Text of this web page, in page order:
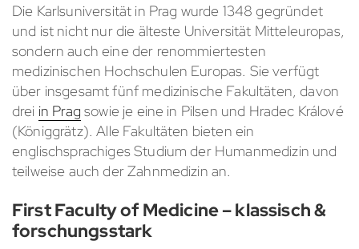
Die Karlsuniversität in Prag wurde 1348 gegründet
und ist nicht nur die älteste Universität Mitteleuropas,
sondern auch eine der renommiertesten
medizinischen Hochschulen Europas. Sie verfügt
über insgesamt fünf medizinische Fakultäten, davon
drei in Prag sowie je eine in Pilsen und Hradec Králové
(Königgrätz). Alle Fakultäten bieten ein
englischsprachiges Studium der Humanmedizin und
teilweise auch der Zahnmedizin an.
First Faculty of Medicine – klassisch &
forschungsstark